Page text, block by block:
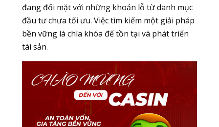
đang đối mặt với những khoản lỗ từ danh mục
đầu tư chưa tối ưu. Việc tìm kiếm một giải pháp
bền vững là chìa khóa để tồn tại và phát triển
tài sản.